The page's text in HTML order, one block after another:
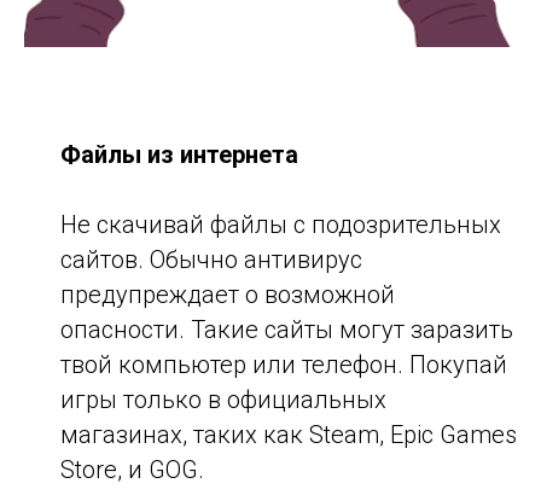
Файлы из интернета
Не скачивай файлы с подозрительных
сайтов. Обычно антивирус
предупреждает о возможной
опасности. Такие сайты могут заразить
твой компьютер или телефон. Покупай
игры только в официальных
магазинах, таких как Steam, Epic Games
Store, и GOG.